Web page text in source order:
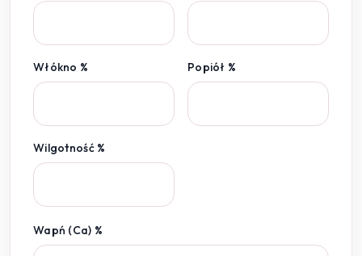
Włókno % Popiół %
Wilgotność %
Wapń (Ca) %